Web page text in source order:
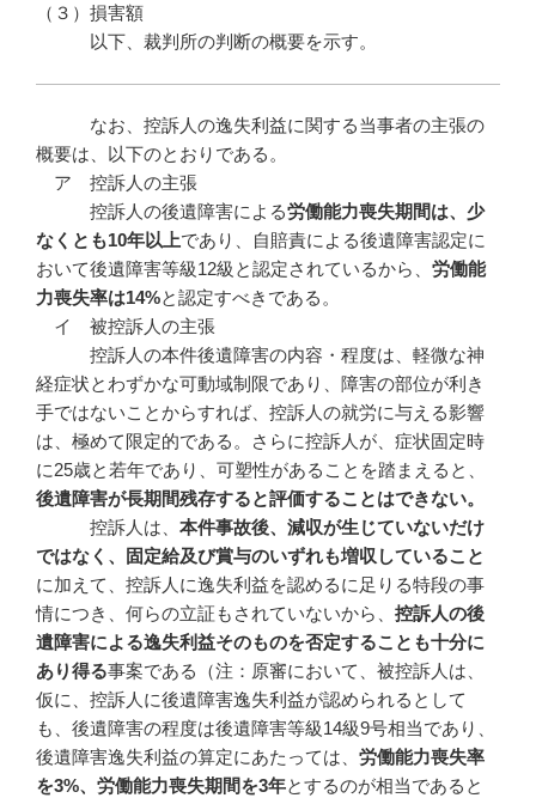
（３）損害額
以下、裁判所の判断の概要を示す。
なお、控訴人の逸失利益に関する当事者の主張の
概要は、以下のとおりである。
ア 控訴人の主張
控訴人の後遺障害による労働能力喪失期間は、少
なくとも10年以上であり、自賠責による後遺障害認定に
おいて後遺障害等級12級と認定されているから、 労働能
力喪失率は14%と認定すべきである。
イ 被控訴人の主張
控訴人の本件後遺障害の内容・程度は、軽微な神
経症状とわずかな可動域制限であり、障害の部位が利き
手ではないことからすれば、控訴人の就労に与える影響
は、極めて限定的である。さらに控訴人が、症状固定時
に25歳と若年であり、可塑性があることを踏まえると、
後遺障害が長期間残存すると評価することはできない。
控訴人は、 本件事故後、減収が生じていないだけ
ではなく、固定給及び賞与のいずれも増収していること
に加えて、控訴人に逸失利益を認めるに足りる特段の事
情につき、何らの立証もされていないから、 控訴人の後
遺障害による逸失利益そのものを否定することも十分に
あり得る事案である（注：原審において、被控訴人は、
仮に、控訴人に後遺障害逸失利益が認められるとして
も、後遺障害の程度は後遺障害等級14級9号相当であり、
後遺障害逸失利益の算定にあたっては、 労働能力喪失率
を3%、労働能力喪失期間を3年とするのが相当であると